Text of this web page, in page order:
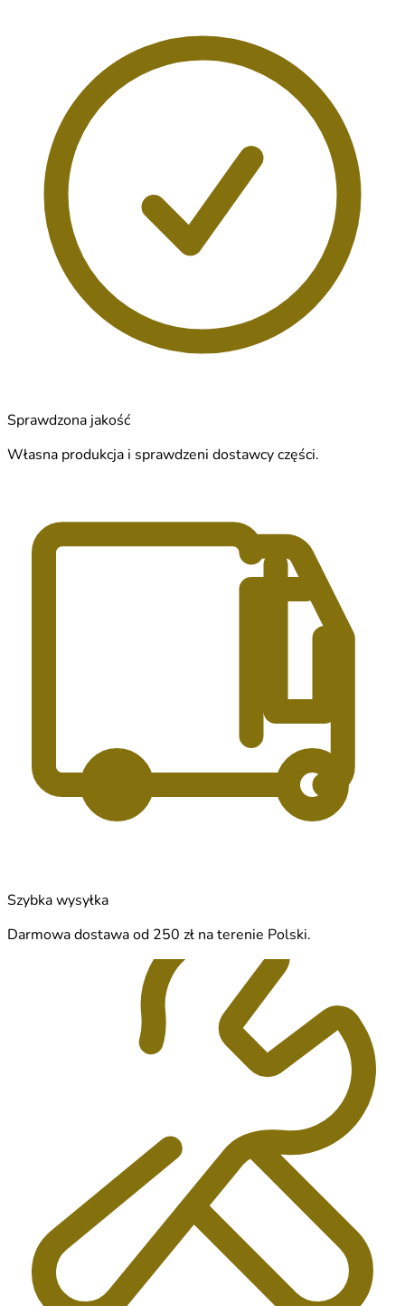
Sprawdzona jakość
Własna produkcja i sprawdzeni dostawcy części.
Szybka wysyłka
Darmowa dostawa od 250 zł na terenie Polski.